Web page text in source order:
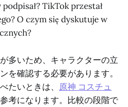
TikTok przestał
O czym się dyskutuje w
多いため、キャラクターの立
を確認する必要があります。
たいときは、 原神 コスチュ
考になります。比較の段階で